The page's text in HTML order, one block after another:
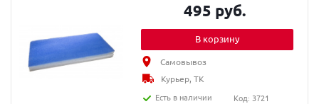
495 руб.
В корзину
Самовывоз
Курьер, ТК
Есть в наличии
Код: 3721